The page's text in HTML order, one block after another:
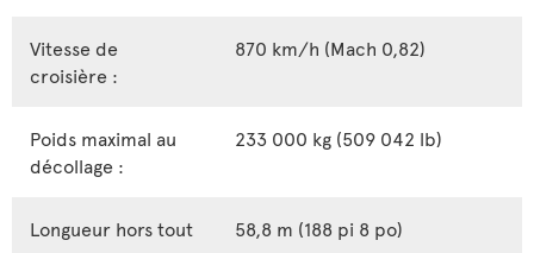
Vitesse de
croisière :
870 km/h (Mach 0,82)
Poids maximal au
décollage :
233 000 kg (509 042 lb)
Longueur hors tout
58,8 m (188 pi 8 po)